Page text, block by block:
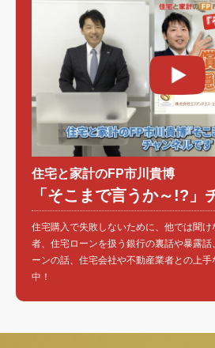
住宅と家計のFP市川貴博
「そこまで言うか～!?」
住宅購入で失敗しないために、他では聞
者、住宅ローンを扱う銀行の裏話や暴露話
ーンの話、住宅会社や不動産業者との上手
中！